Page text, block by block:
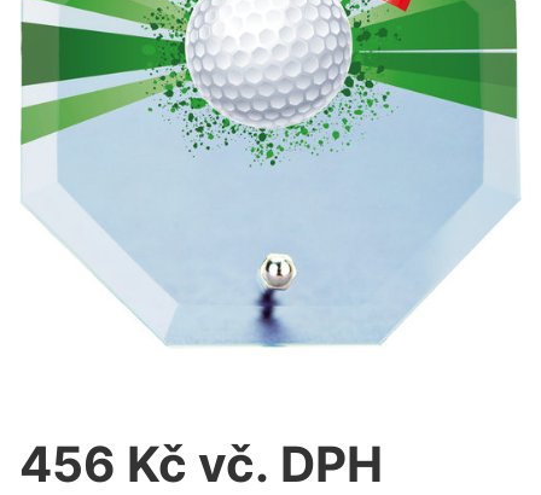
456 Kč vč. DPH